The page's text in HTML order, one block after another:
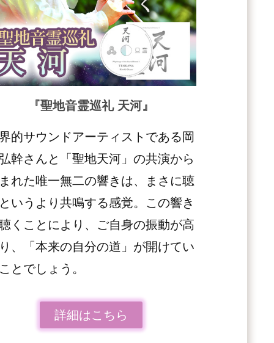
『聖地音霊巡礼 天河』
的サウンドアーティストである岡
幹さんと「聖地天河」の共演から
れた唯一無二の響きは、まさに聴
いうより共鳴する感覚。この響き
くことにより、ご自身の振動が高
、「本来の自分の道」が開けてい
とでしょう。
詳細はこちら